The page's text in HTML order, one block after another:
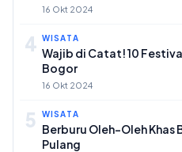
16 Okt 2024
4 WISATA
Wajib di Catat! 10
Bogor
16 Okt 2024
5 WISATA
Berburu Oleh-Oleh Khas
Pulang